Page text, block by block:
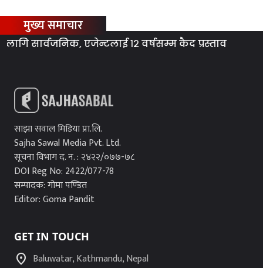
मुख्य समाचार
सार्वजनिक, एजेन्टलाई १२ वर्षसम्म कैद प्रस्ताव
साझा सवाल मिडिया प्रा.लि.
Sajha Sawal Media Pvt. Ltd.
सूचना विभाग द. न. : २४२२/०७७-७८
DOI Reg No: 2422/077-78
सम्पादक: गोमा पण्डित
Editor: Goma Pandit
GET IN TOUCH
location_on Baluwatar, Kathmandu, Nepal